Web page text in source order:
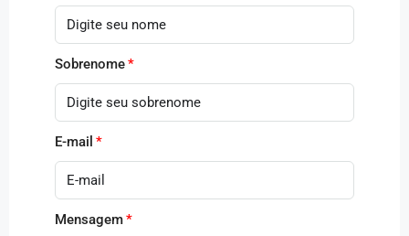
Sobrenome
E-mail
Mensagem